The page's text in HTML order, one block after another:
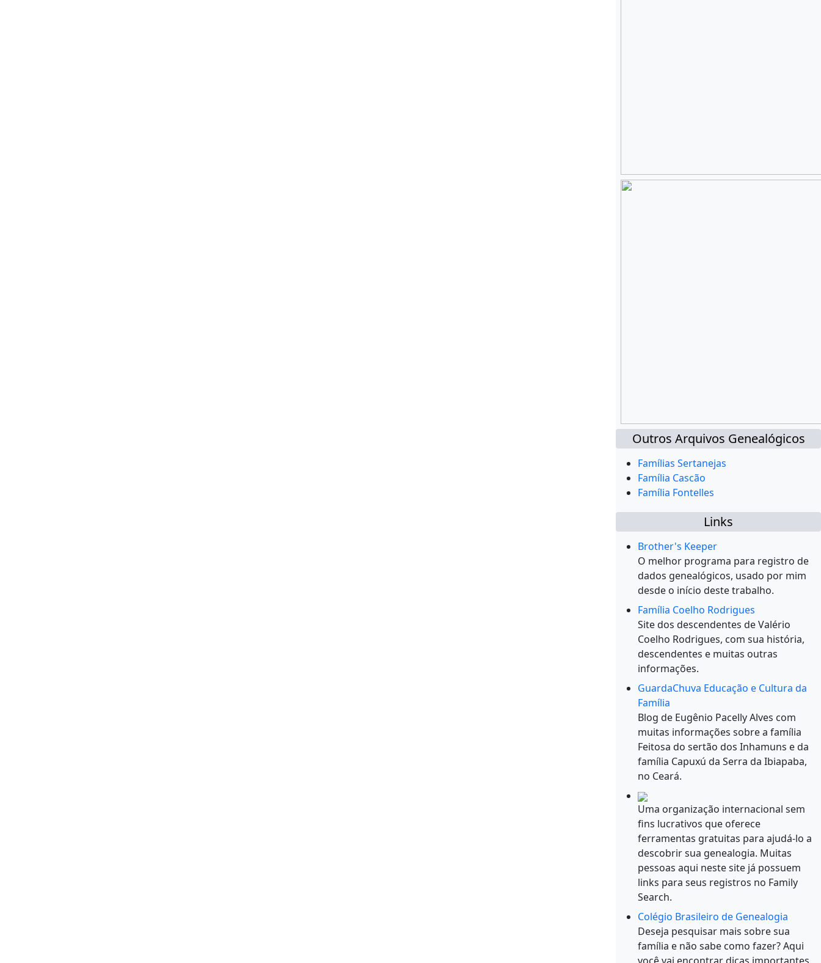
Outros Arquivos Genealógicos
Famílias Sertanejas
Família Cascão
Família Fontelles
Links
Brother's Keeper
O melhor programa para registro de
dados genealógicos, usado por mim
desde o início deste trabalho.
Família Coelho Rodrigues
Site dos descendentes de Valério
Coelho Rodrigues, com sua história,
descendentes e muitas outras
informações.
GuardaChuva Educação e Cultura da
Família
Blog de Eugênio Pacelly Alves com
muitas informações sobre a família
Feitosa do sertão dos Inhamuns e da
família Capuxú da Serra da Ibiapaba,
no Ceará.
Uma organização internacional sem
fins lucrativos que oferece
ferramentas gratuitas para ajudá-lo a
descobrir sua genealogia. Muitas
pessoas aqui neste site já possuem
links para seus registros no Family
Search.
Colégio Brasileiro de Genealogia
Deseja pesquisar mais sobre sua
família e não sabe como fazer? Aqui